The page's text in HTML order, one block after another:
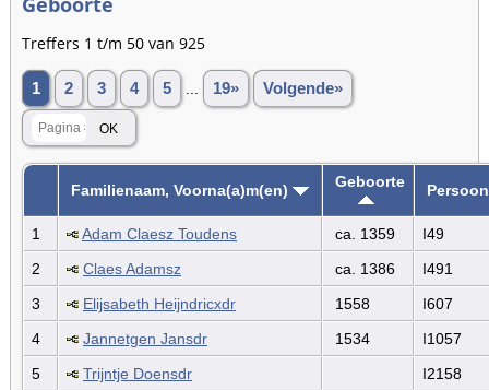
Treffers 1 t/m 50 van 925
1 2 3 4 5 19» Volgende»
Familienaam, Voorna(a)m(en) Geboorte
1 Adam Claesz Toudens ca. 1359
I49
2
Claes Adamsz ca. 1386
I491
3
Elijsabeth Heijndricxdr 1558
I607
4
Jannetgen Jansdr 1534
I1057
5
Trijntje Doensdr
I2158